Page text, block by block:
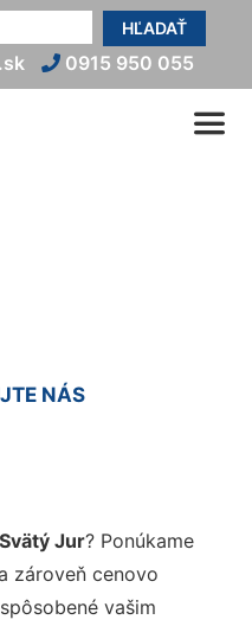
HĽADAŤ
0915 950 055
NÁS
Jur? Ponúkame
zároveň cenovo
vašim